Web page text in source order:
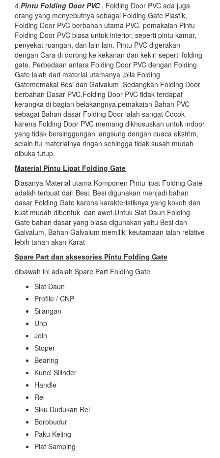
4.Pintu Folding Door PVC, Folding Door PVC ada juga
orang yang menyebutnya sebagai Folding Gate Plastik,
Folding Door PVC berbahan utama PVC. pemakaian Pintu
Folding Door PVC biasa untuk interior, seperti pintu kamar,
penyekat ruangan, dan lain lain. Pintu PVC digerakan
dengan Cara di dorong ke kekanan dan kekiri seperti folding
gate. Perbedaan antara Folding Door PVC dengan Folding
Gate ialah dari material utamanya ,bila Folding
Gatememakai Besi dan Galvalum ,Sedangkan Folding Door
berbahan Dasar PVC.Folding Door PVC tidak terdapat
kerangka di bagian belakangnya.pemakaian Bahan PVC
sebagai Bahan dasar Folding Door ialah sangat Cocok
karena Folding Door PVC memang dikhususkan untuk indoor
yang tidak bersinggungan langsung dengan cuaca ekstrim,
selain itu materialnya ringan sehingga tidak susah mudah
dibuka tutup.
Material Pintu Lipat Folding Gate
Biasanya Material utama Komponen Pintu lipat Folding Gate
adalah terbuat dari Besi, Besi digunakan menjadi bahan
dasar Folding Gate karena karakteristiknya yang kokoh dan
kuat mudah dibentuk dan awet.Untuk Slat Daun Folding
Gate bahan dasar yang biasa digunakan yaitu Besi dan
Galvalum, Bahan Galvalum memiliki keutamaan ialah relative
lebih tahan akan Karat
Spare Part dan aksesories Pintu Folding Gate
dibawah ini adalah Spare Part Folding Gate
Slat Daun
Profile / CNP
Silangan
Unp
Join
Stoper
Bearing
Kunci Silinder
Handle
Rel
Siku Dudukan Rel
Borobudur
Paku Keling
Plat Samping